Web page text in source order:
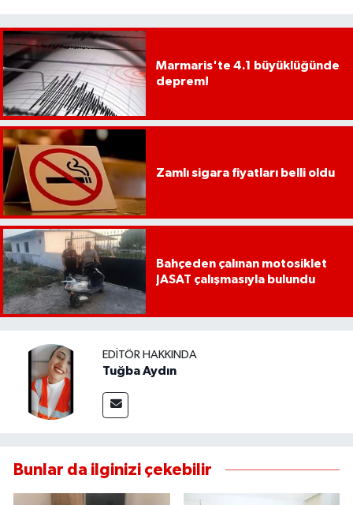
Marmaris'te 4.1 büyüklüğünde
deprem!
Zamlı sigara fiyatları belli oldu
Bahçeden çalınan motosiklet
JASAT çalışmasıyla bulundu
EDITÖR HAKKINDA
Tuğba Aydın
Bunlar da ilginizi çekebilir
YAŞAM
YEREL
AFYON
AFYONKARAHİSAR
AYDIN
DENİZLİ
İZMİR
KÜTAHYA
MANİSA
MUĞLA
YURT